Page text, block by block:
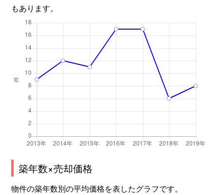
もあります。
築年数×売却価格
物件の築年数別の平均価格を表したグラフです。